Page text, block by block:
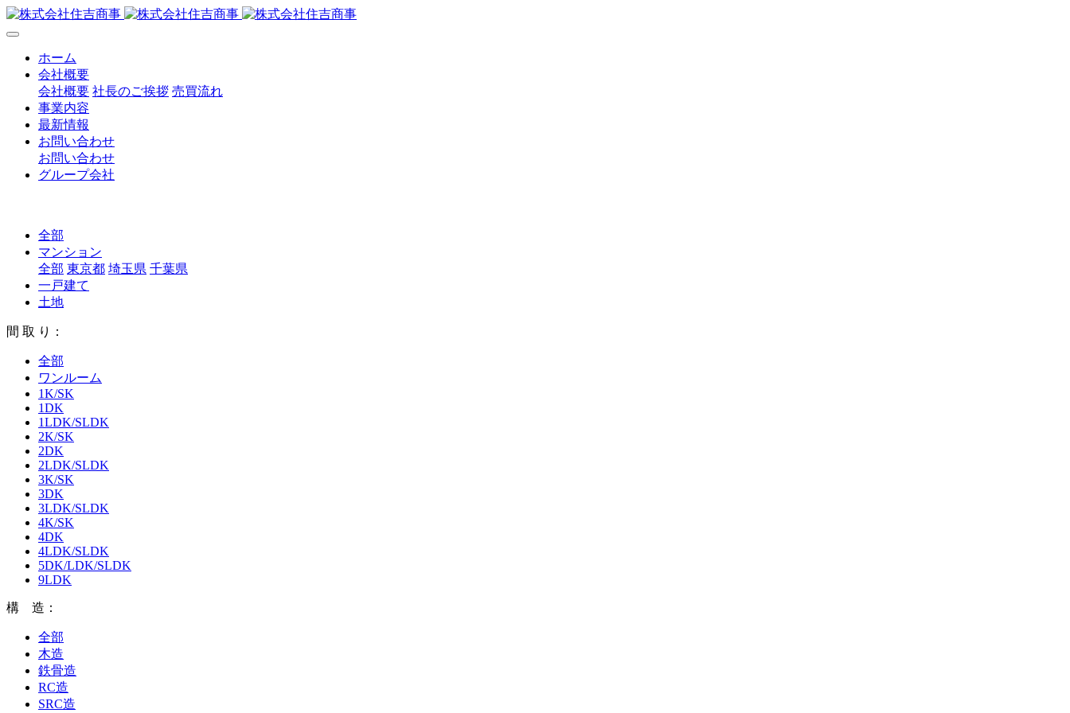
ホーム
会社概要
会社概要 社長のご挨拶 売買流れ
事業内容
最新情報
お問い合わせ
お問い合わせ
グループ会社
全部
マンション
全部 東京都 埼玉県 千葉県
一戸建て
土地
間 取 り：
全部
ワンルーム
1K/SK
1DK
1LDK/SLDK
2K/SK
2DK
2LDK/SLDK
3K/SK
3DK
3LDK/SLDK
4K/SK
4DK
4LDK/SLDK
5DK/LDK/SLDK
9LDK
構 造：
全部
木造
鉄骨造
RC造
SRC造